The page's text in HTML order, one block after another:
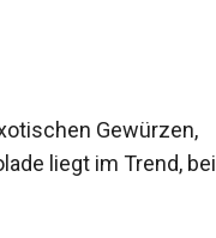
Gewürzen,
liegt im Trend, bei